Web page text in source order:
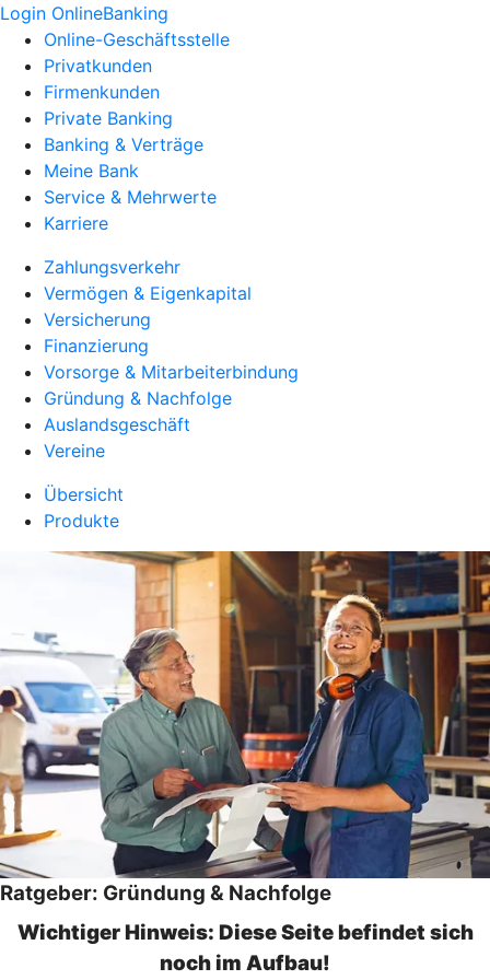
Login OnlineBanking
Online-Geschäftsstelle
Privatkunden
Firmenkunden
Private Banking
Banking & Verträge
Meine Bank
Service & Mehrwerte
Karriere
Zahlungsverkehr
Vermögen & Eigenkapital
Versicherung
Finanzierung
Vorsorge & Mitarbeiterbindung
Gründung & Nachfolge
Auslandsgeschäft
Vereine
Übersicht
Produkte
Ratgeber: Gründung & Nachfolge
Wichtiger Hinweis: Diese Seite befindet sich
noch im Aufbau!